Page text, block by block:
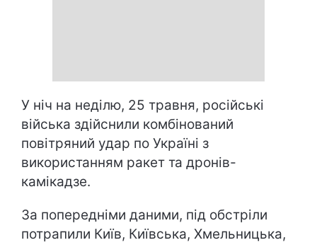
У ніч на неділю, 25 травня, російські
війська здійснили комбінований
повітряний удар по Україні з
використанням ракет та дронів-
камікадзе.
За попередніми даними, під обстріли
потрапили Київ, Київська, Хмельницька,